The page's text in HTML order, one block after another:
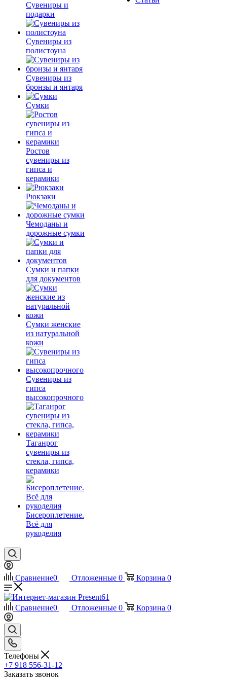
Сувениры и
подарки
Сувениры из
полистоуна
Сувениры из
бронзы и янтаря
Сумки
Ростов
сувениры из
гипса и
керамики
Рюкзаки
Чемоданы и
дорожные сумки
Сумки и папки
для документов
Сумки женские
из натуральной
кожи
Сувениры из
гипса
высокопрочного
Таганрог
сувениры из
стекла, гипса,
керамики
Бисероплетение.
Всё для
рукоделия
Сравнение0 Отложенные 0 Корзина 0
Сравнение0 Отложенные 0 Корзина 0
Телефоны
+7 918 556-31-12
Заказать звонок